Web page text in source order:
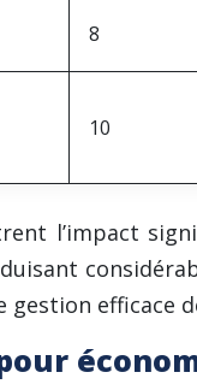
8
10
l’impact
efficace